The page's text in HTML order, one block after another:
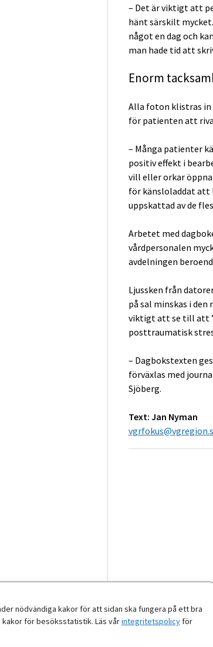
nödvändiga kakor för att sidan ska fungera på ett bra
kakor för besöksstatistik. Läs vårintegritetspolicy för
– Det är viktigt att
hänt särskilt
något en dag och
man hade tid att
Enorm
Alla foton klistras in
för patienten att
– Många patienter
positiv effekt i
vill eller orkar
för känsloladdat att
uppskattad av de
Arbetet med
vårdpersonalen
avdelningen
Ljussken från
på sal minskas i den
viktigt att se till att
posttraumatisk
– Dagbokstexten
förväxlas med
Sjöberg.
Text: Jan Nyman